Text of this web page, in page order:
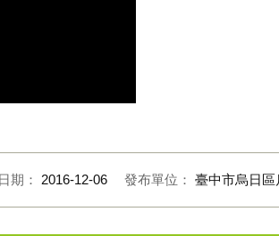
期： 2016-12-06 發布單位： 臺中市烏日